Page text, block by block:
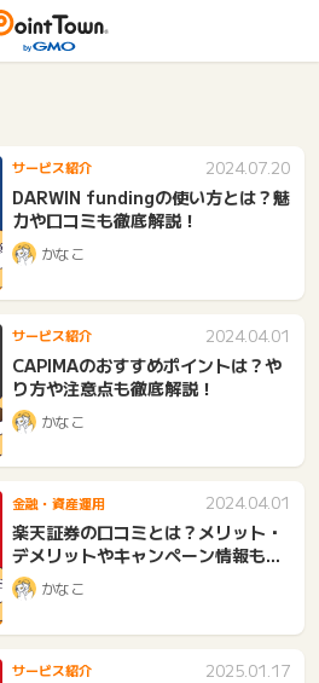
サービス紹介 2024.07.20
DARWIN fundingの使い方とは？魅
力や口コミも徹底解説！
かなこ
サービス紹介 2024.04.01
CAPIMAのおすすめポイントは？や
り方や注意点も徹底解説！
かなこ
金融・資産運用 2024.04.01
楽天証券の口コミとは？メリット・
デメリットやキャンペーン情報も網
羅！ かなこ
サービス紹介 2025.01.17